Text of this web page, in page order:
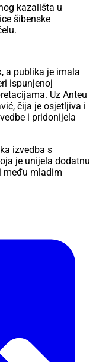
kazališta u
šibenske
a publika je imala
ispunjenoj
Uz Anteu
čija je osjetljiva i
i pridonijela
izvedba s
je unijela dodatnu
među mladim